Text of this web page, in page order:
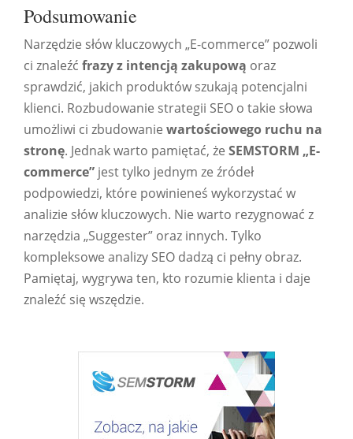
Podsumowanie
Narzędzie słów kluczowych „E-commerce” pozwoli
ci znaleźć frazy z intencją zakupową oraz
sprawdzić, jakich produktów szukają potencjalni
klienci. Rozbudowanie strategii SEO o takie słowa
umożliwi ci zbudowanie wartościowego ruchu na
stronę. Jednak warto pamiętać, że SEMSTORM „E-
commerce” jest tylko jednym ze źródeł
podpowiedzi, które powinieneś wykorzystać w
analizie słów kluczowych. Nie warto rezygnować z
narzędzia „Suggester” oraz innych. Tylko
kompleksowe analizy SEO dadzą ci pełny obraz.
Pamiętaj, wygrywa ten, kto rozumie klienta i daje
znaleźć się wszędzie.